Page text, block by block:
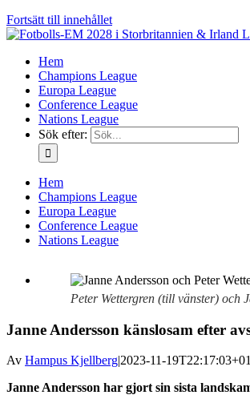
Fortsätt till innehållet
Hem
Champions League
Europa League
Conference League
Nations League
Sök efter:
Hem
Champions League
Europa League
Conference League
Nations League
Peter Wettergren (till vänster) och
Janne Andersson känslosam efter
Av Hampus Kjellberg|2023-11-
Janne Andersson har gjort sin sista